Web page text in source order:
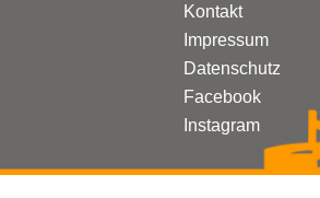
Kontakt
Impressum
Datenschutz
Facebook
Instagram